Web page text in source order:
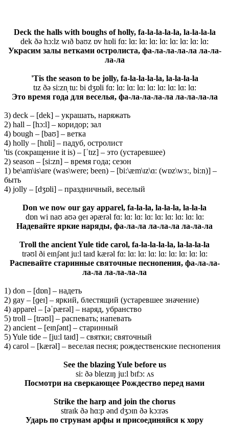
Deck the halls with boughs of holly, fa-la-la-la-la, la-la-la-la
dek ðə hɔ:lz wɪð baʊz ɒv hɒli fɑ: lɑ: lɑ: lɑ: lɑ: lɑ: lɑ: lɑ: lɑ:
Украсим залы ветками остролиста, фа-ла-ла-ла-ла ла-ла-
ла-ла
'Tisthe season to be jolly, fa-la-la-la-la, la-la-la-la
tɪz ðə si:zn̩ tu: bi dʒɒli fɑ: lɑ: lɑ: lɑ: lɑ: lɑ: lɑ: lɑ: lɑ:
Это время года для веселья, фа-ла-ла-ла-ла ла-ла-ла-ла
3) deck – [dek] – украшать, наряжать
2) hall – [hɔ:l] – коридор; зал
4) bough – [baʊ] – ветка
4) holly – [hɒli] – падуб, остролист
'tis (сокращение it is) – [ˈtɪz] – это (устаревшее)
2) season – [si:zn] – время года; сезон
1) be\am\is\are (was\were; been) – [bi:\æm\ɪz\ɑ: (wɒz\wɜ:, bi:n)] –
быть
4) jolly – [dʒɒli] – праздничный, веселый
Don we now our gay apparel, fa-la-la, la-la-la, la-la-la
dɒn wi naʊ aʊə ɡeɪ əpærəl fɑ: lɑ: lɑ: lɑ: lɑ: lɑ: lɑ: lɑ: lɑ:
Надевайте яркие наряды, фа-ла-ла ла-ла-ла ла-ла-ла
Troll the ancient Yule tide carol, fa-la-la-la-la, la-la-la-la
trəʊl ði eɪnʃənt ju:l taɪd kærəl fɑ: lɑ: lɑ: lɑ: lɑ: lɑ: lɑ: lɑ: lɑ:
Распевайте старинные святочные песнопения, фа-ла-ла-
ла-ла ла-ла-ла-ла
1) don – [dɒn] – надеть
2) gay – [ɡeɪ] – яркий, блестящий (устаревшее значение)
4) apparel – [əˈpærəl] – наряд, убранство
5) troll – [trəʊl] – распевать; напевать
2) ancient – [eɪnʃənt] – старинный
5) Yule tide – [ju:l taɪd] – святки; святочный
4) carol – [kærəl] – веселая песня; рождественские песнопения
See the blazing Yule before us
si: ðə bleɪzɪŋ ju:l bɪfɔ: ʌs
Посмотри на сверкающее Рождество перед нами
Strike the harp and join the chorus
straɪk ðə hɑ:p ənd dʒɔɪn ðə kɔ:rəs
Ударь по струнам арфы и присоединяйся к хору